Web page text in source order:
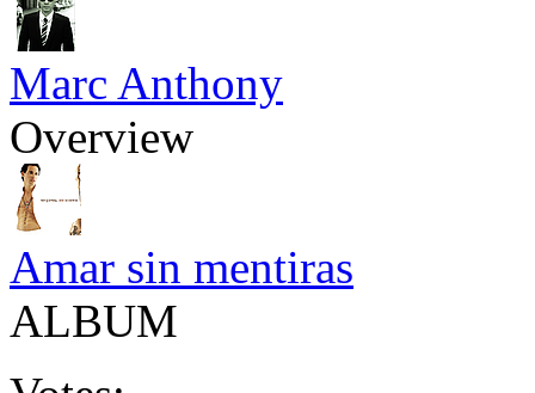
Marc Anthony
Overview
Amar sin mentiras
ALBUM